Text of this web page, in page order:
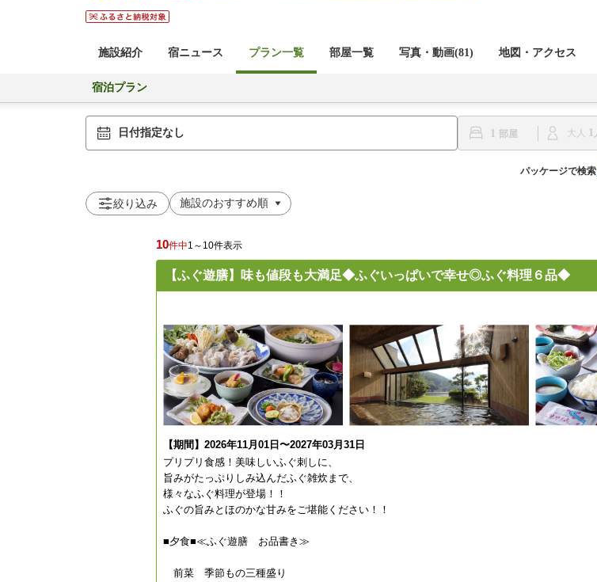
施設紹介 宿ニュース プラン一覧 部屋一覧 写真・動画(81) 地図・アクセス
宿泊プラン
日付指定なし 1 大人 1
パッケージで検索
絞り込み
10件中1～10件表示
【ふぐ遊膳】味も値段も大満足◆ふぐいっぱいで幸せ◎ふぐ料理６品◆
【期間】2026年11月01日〜2027年03月31日
プリプリ食感！美味しいふぐ刺しに、
旨みがたっぷりしみ込んだふぐ雑炊まで、
様々なふぐ料理が登場！！
ふぐの旨みとほのかな甘みをご堪能ください！！
■夕食■≪ふぐ遊膳 お品書き≫
前菜 季節もの三種盛り